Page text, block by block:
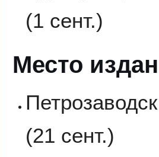
(1 сент.)
Место
(21 сент.)